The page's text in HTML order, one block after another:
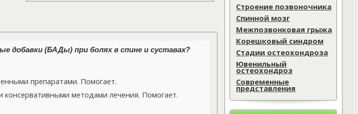
Строение позвоночника
Спинной мозг
Межпозвонковая грыжа
Корешковый синдром
Стадии остеохондроза
Ювенильный
остеохондроз
Современные
представления
добавки (БАДы) при болях в спине и суставах?
препаратами. Помогает.
методами лечения. Помогает.